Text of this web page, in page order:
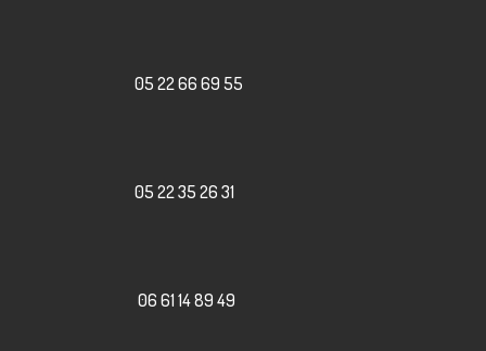
05 22 66 69 55
05 22 35 26 31
06 61 14 89 49